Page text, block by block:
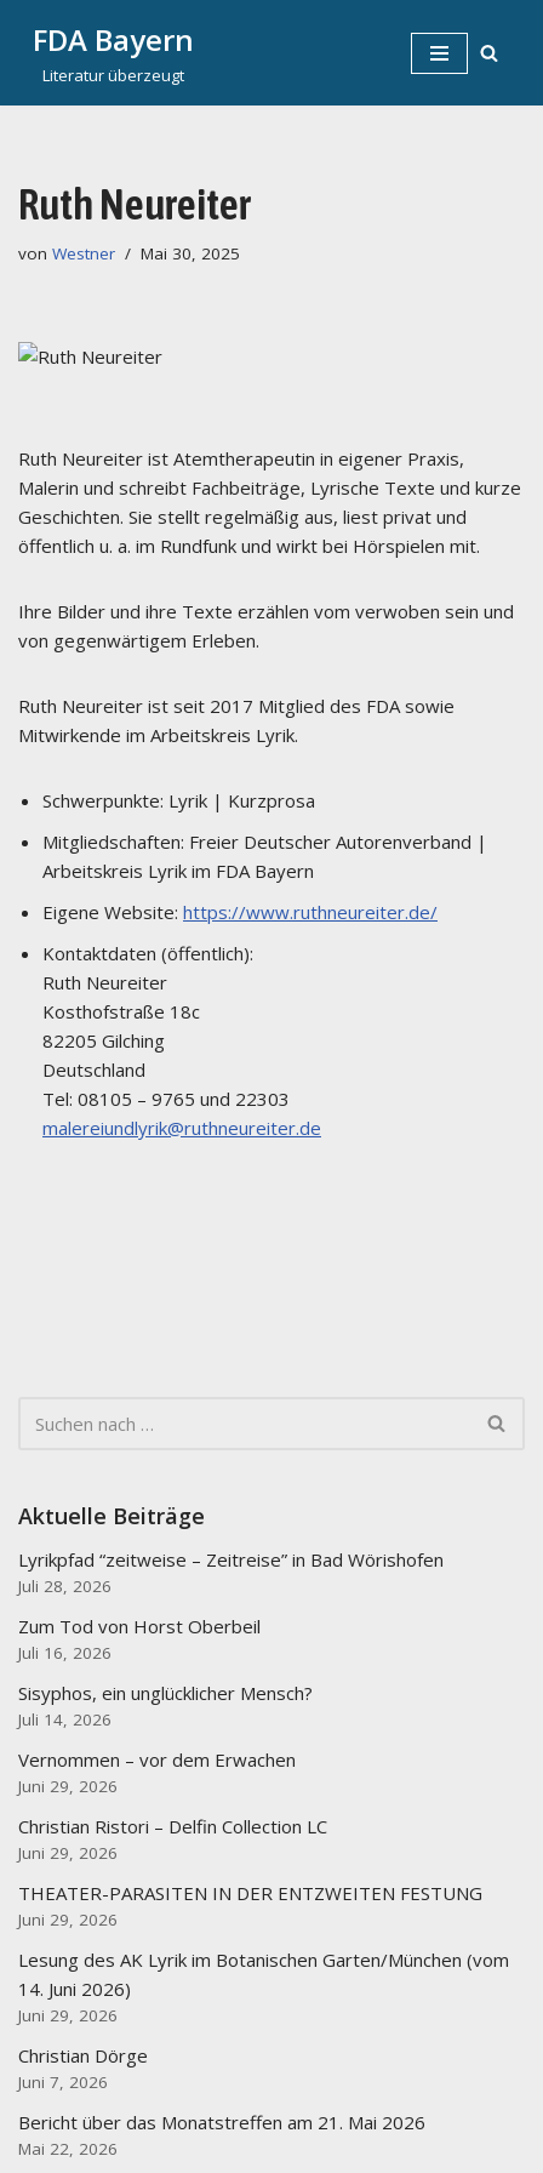
Zum
FDA Bayern
Literatur überzeugt
Ruth Neureiter
von Westner Mai 30, 2025
Ruth Neureiter ist Atemtherapeutin in eigener Praxis,
Malerin und schreibt Fachbeiträge, Lyrische Texte und kurze
Geschichten. Sie stellt regelmäßig aus, liest privat und
öffentlich u. a. im Rundfunk und wirkt bei Hörspielen mit.
Ihre Bilder und ihre Texte erzählen vom verwoben sein und
von gegenwärtigem Erleben.
Ruth Neureiter ist seit 2017 Mitglied des FDA sowie
Mitwirkende im Arbeitskreis Lyrik.
Schwerpunkte: Lyrik | Kurzprosa
Mitgliedschaften: Freier Deutscher Autorenverband |
Arbeitskreis Lyrik im FDA Bayern
Eigene Website: https://www.ruthneureiter.de/
Kontaktdaten (öffentlich):
Ruth Neureiter
Kosthofstraße 18c
82205 Gilching
Deutschland
Tel: 08105 – 9765 und 22303
malereiundlyrik@ruthneureiter.de
Aktuelle Beiträge
Lyrikpfad “zeitweise – Zeitreise” in Bad Wörishofen
Juli 28, 2026
Zum Tod von Horst Oberbeil
Juli 16, 2026
Sisyphos, ein unglücklicher Mensch?
Juli 14, 2026
Vernommen – vor dem Erwachen
Juni 29, 2026
Christian Ristori – Delfin Collection LC
Juni 29, 2026
THEATER-PARASITEN IN DER ENTZWEITEN FESTUNG
Juni 29, 2026
Lesung des AK Lyrik im Botanischen Garten/München (vom
14. Juni 2026)
Juni 29, 2026
Christian Dörge
Juni 7, 2026
Bericht über das Monatstreffen am 21. Mai 2026
Mai 22, 2026